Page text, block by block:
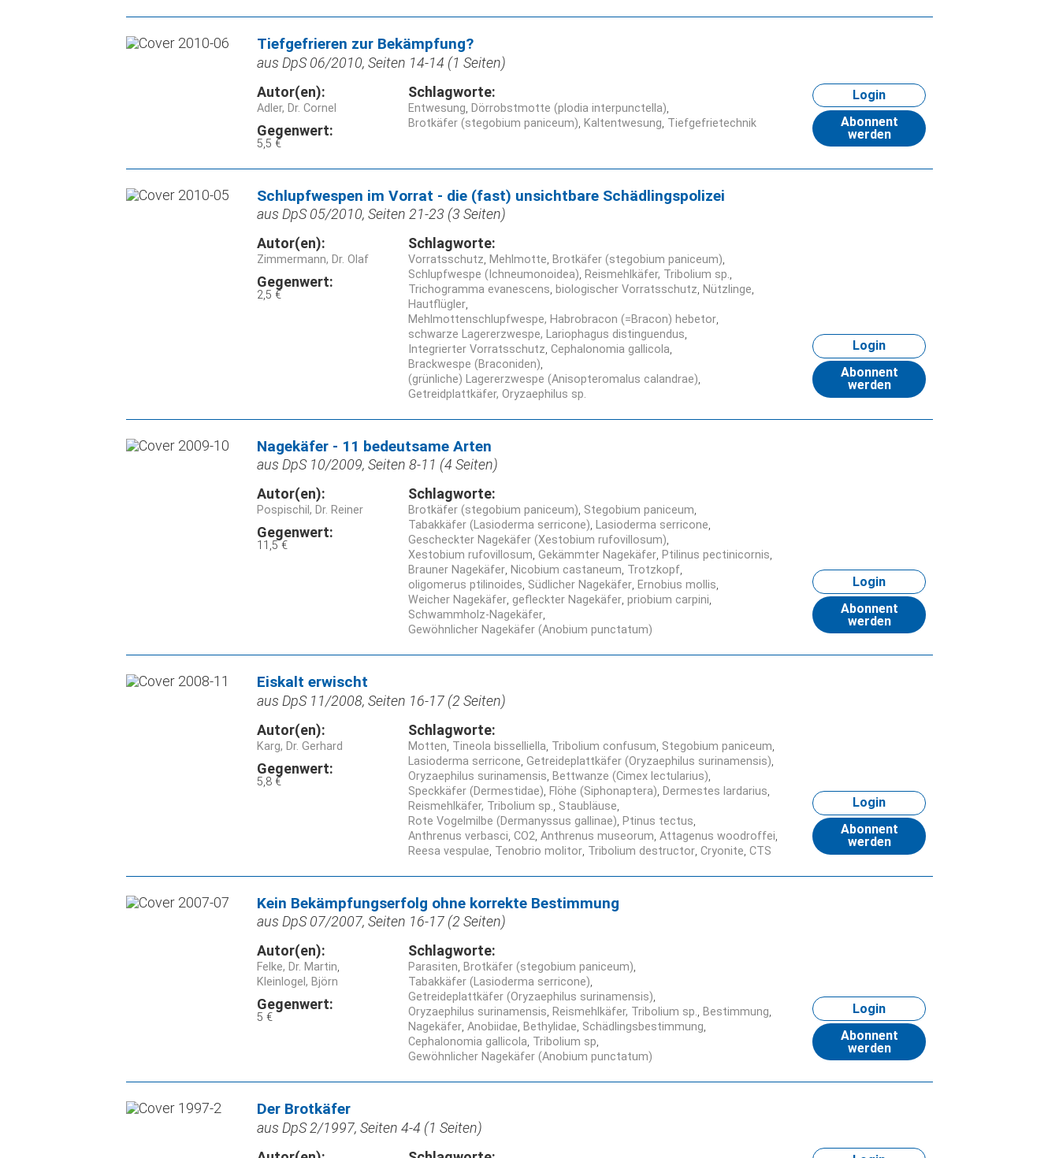
Tiefgefrieren zur Bekämpfung?
aus DpS 06/2010, Seiten 14-14 (1 Seiten)
Autor(en):
Adler, Dr. Cornel
Gegenwert:
5,5 €
Schlagworte:
Entwesung Dörrobstmotte (plodia interpunctella)
Brotkäfer (stegobium paniceum) Kaltentwesung Tiefgefrietechnik
Login
Abonnent
werden
Schlupfwespen im Vorrat - die (fast) unsichtbare Schädlingspolizei
aus DpS 05/2010, Seiten 21-23 (3 Seiten)
Autor(en):
Zimmermann, Dr. Olaf
Gegenwert:
2,5 €
Schlagworte:
Vorratsschutz Mehlmotte Brotkäfer (stegobium paniceum)
Schlupfwespe (Ichneumonoidea) Reismehlkäfer, Tribolium sp.
Trichogramma evanescens biologischer Vorratsschutz Nützlinge
Hautflügler
Mehlmottenschlupfwespe, Habrobracon (=Bracon) hebetor
schwarze Lagererzwespe, Lariophagus distinguendus
Integrierter Vorratsschutz Cephalonomia gallicola
Brackwespe (Braconiden)
(grünliche) Lagererzwespe (Anisopteromalus calandrae)
Getreidplattkäfer, Oryzaephilus sp.
Login
Abonnent
werden
Nagekäfer - 11 bedeutsame Arten
aus DpS 10/2009, Seiten 8-11 (4 Seiten)
Autor(en):
Pospischil, Dr. Reiner
Gegenwert:
11,5 €
Schlagworte:
Brotkäfer (stegobium paniceum) Stegobium paniceum
Tabakkäfer (Lasioderma serricone) Lasioderma serricone
Gescheckter Nagekäfer (Xestobium rufovillosum)
Xestobium rufovillosum Gekämmter Nagekäfer Ptilinus pectinicornis
Brauner Nagekäfer Nicobium castaneum Trotzkopf
oligomerus ptilinoides Südlicher Nagekäfer Ernobius mollis
Weicher Nagekäfer gefleckter Nagekäfer priobium carpini
Schwammholz-Nagekäfer
Gewöhnlicher Nagekäfer (Anobium punctatum)
Login
Abonnent
werden
Eiskalt erwischt
aus DpS 11/2008, Seiten 16-17 (2 Seiten)
Autor(en):
Karg, Dr. Gerhard
Gegenwert:
5,8 €
Schlagworte:
Motten Tineola bisselliella Tribolium confusum Stegobium paniceum
Lasioderma serricone Getreideplattkäfer (Oryzaephilus surinamensis)
Oryzaephilus surinamensis Bettwanze (Cimex lectularius)
Speckkäfer (Dermestidae) Flöhe (Siphonaptera) Dermestes lardarius
Reismehlkäfer, Tribolium sp. Staubläuse
Rote Vogelmilbe (Dermanyssus gallinae) Ptinus tectus
Anthrenus verbasci CO2 Anthrenus museorum Attagenus woodroffei
Reesa vespulae Tenobrio molitor Tribolium destructor Cryonite CTS
Login
Abonnent
werden
Kein Bekämpfungserfolg ohne korrekte Bestimmung
aus DpS 07/2007, Seiten 16-17 (2 Seiten)
Autor(en):
Felke, Dr. Martin
Kleinlogel, Björn
Gegenwert:
5 €
Schlagworte:
Parasiten Brotkäfer (stegobium paniceum)
Tabakkäfer (Lasioderma serricone)
Getreideplattkäfer (Oryzaephilus surinamensis)
Oryzaephilus surinamensis Reismehlkäfer, Tribolium sp. Bestimmung
Nagekäfer Anobiidae Bethylidae Schädlingsbestimmung
Cephalonomia gallicola Tribolium sp
Gewöhnlicher Nagekäfer (Anobium punctatum)
Login
Abonnent
werden
Der Brotkäfer
aus DpS 2/1997, Seiten 4-4 (1 Seiten)